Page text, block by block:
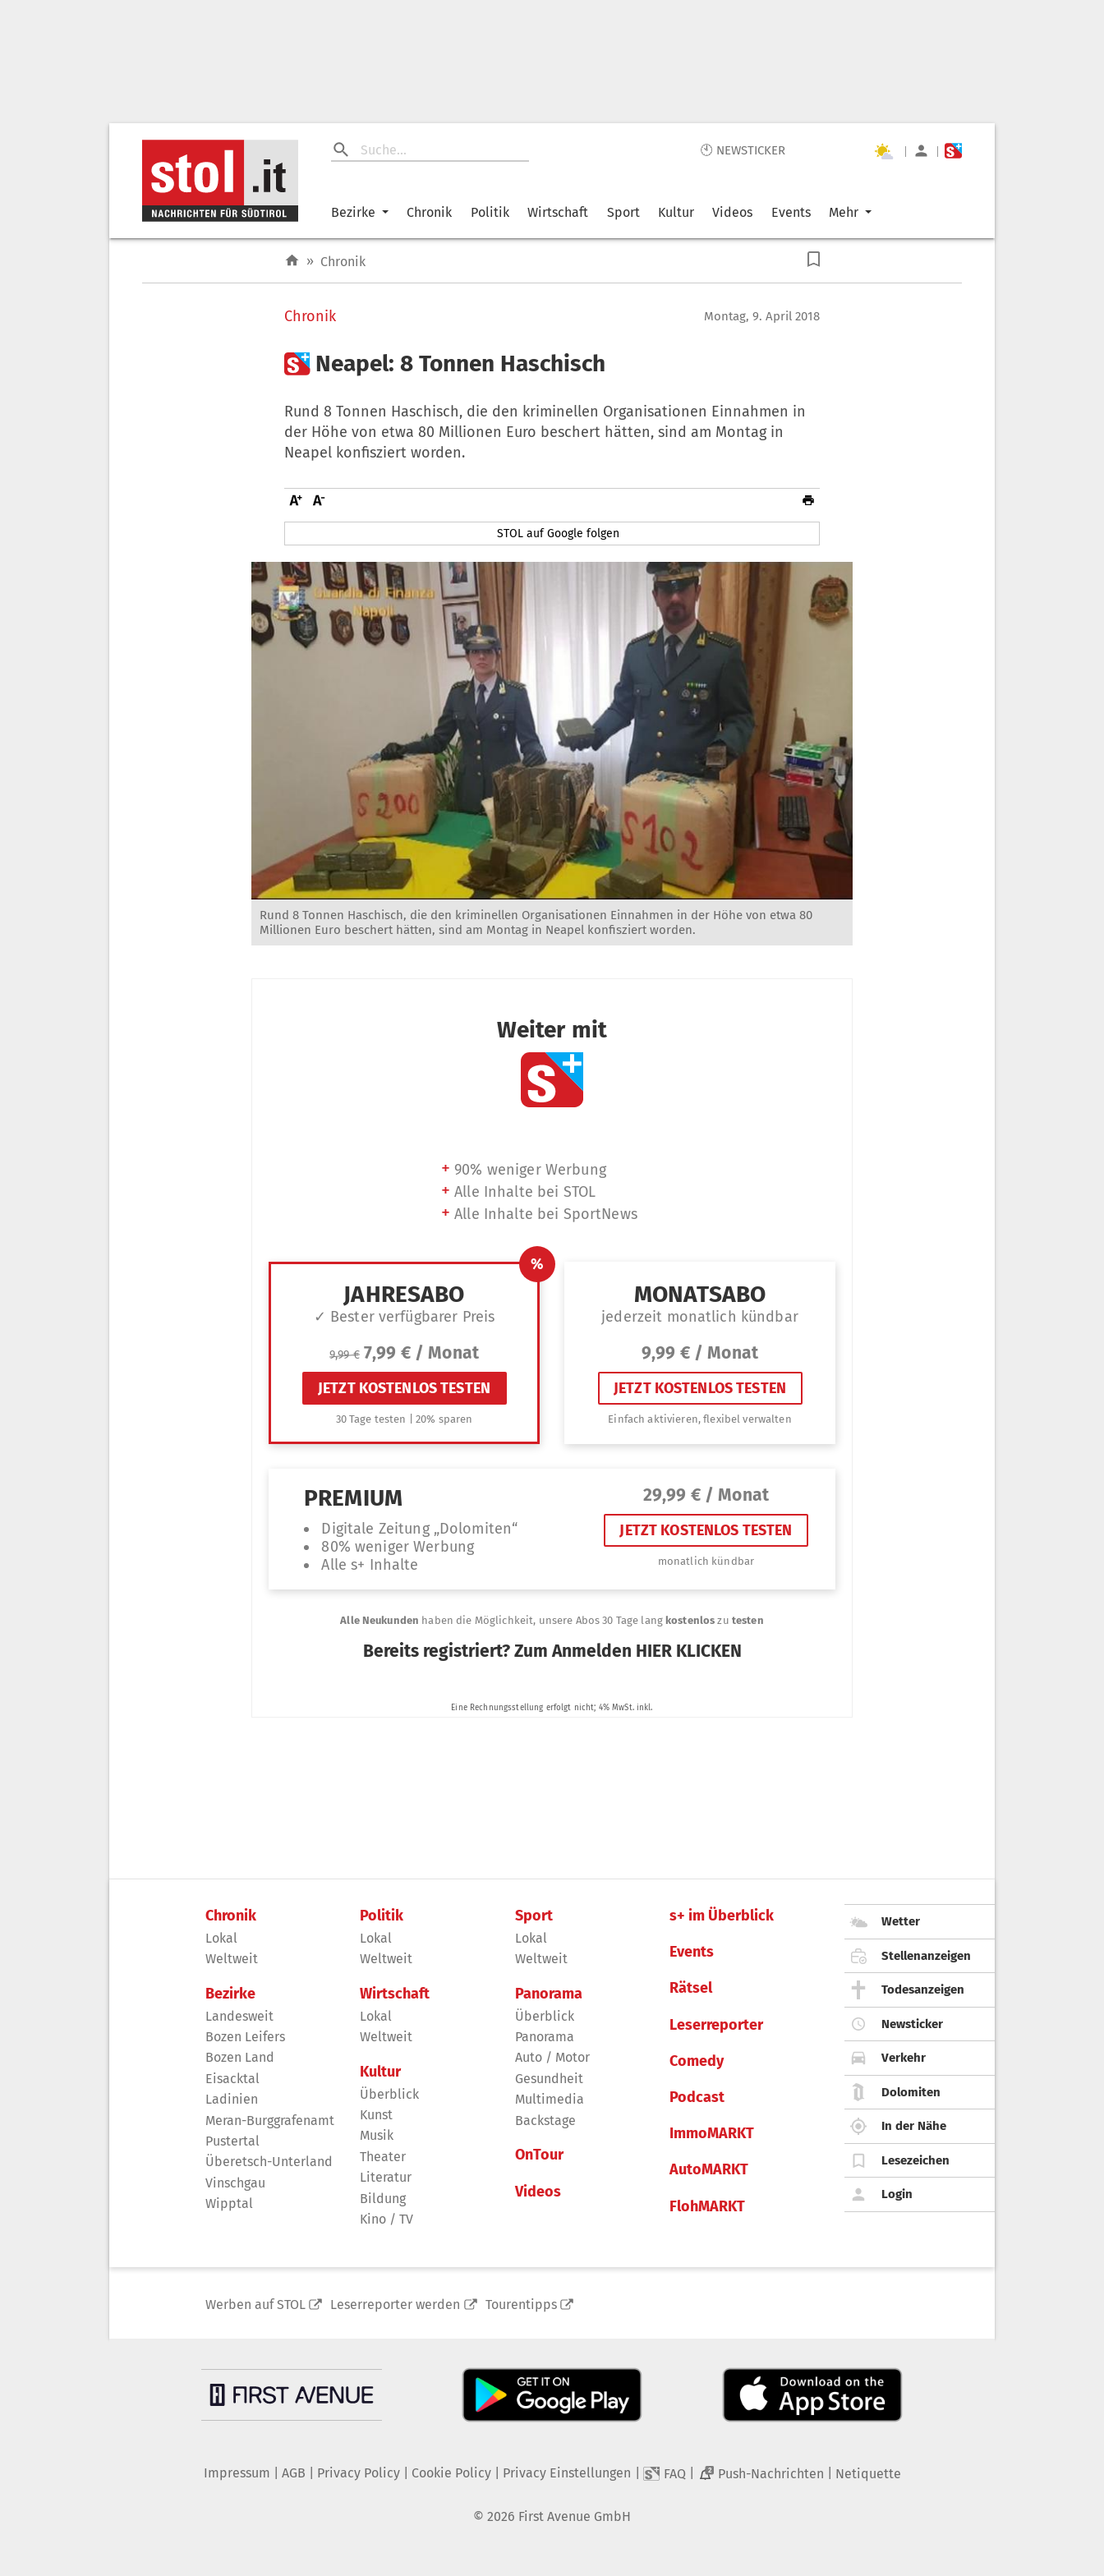
🕙 NEWSTICKER | |
Bezirke Chronik Politik Wirtschaft Sport Kultur Videos Events Mehr
» Chronik
Chronik Montag, 9. April 2018
 Neapel: 8 Tonnen Haschisch
Rund 8 Tonnen Haschisch, die den kriminellen Organisationen Einnahmen in
der Höhe von etwa 80 Millionen Euro beschert hätten, sind am Montag in
Neapel konfisziert worden.
STOL auf Google folgen
Rund 8 Tonnen Haschisch, die den kriminellen Organisationen Einnahmen in der Höhe von etwa 80
Millionen Euro beschert hätten, sind am Montag in Neapel konfisziert worden.
Chronik
Lokal
Weltweit
Bezirke
Landesweit
Bozen Leifers
Bozen Land
Eisacktal
Ladinien
Meran-Burggrafenamt
Pustertal
Überetsch-Unterland
Vinschgau
Wipptal
Politik
Lokal
Weltweit
Wirtschaft
Lokal
Weltweit
Kultur
Überblick
Kunst
Musik
Theater
Literatur
Bildung
Kino / TV
Sport
Lokal
Weltweit
Panorama
Überblick
Panorama
Auto / Motor
Gesundheit
Multimedia
Backstage
OnTour
Videos
s+ im Überblick
Events
Rätsel
Leserreporter
Comedy
Podcast
ImmoMARKT
AutoMARKT
FlohMARKT
Wetter
Stellenanzeigen
Todesanzeigen
Newsticker
Verkehr
Dolomiten
In der Nähe
Lesezeichen
Login
Werben auf STOL Leserreporter werden Tourentipps
Impressum AGB Privacy Policy| Cookie Policy| Privacy Einstellungen FAQ 2 Push-Nachrichten Netiquette
© 2026 First Avenue GmbH